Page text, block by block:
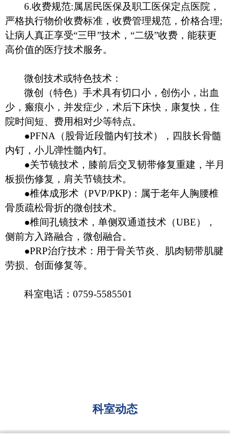
6.收费规范:属居民医保及职工医保定点医院，
严格执行物价收费标准，收费管理规范，价格合理;
让病人真正享受“三甲”技术，“二级”收费，能获更
高价值的医疗技术服务。
微创技术或特色技术：
微创（特色）手术具有切口小，创伤小，出血
少，瘢痕小，并发症少，术后下床快，康复快，住
院时间短、费用相对少等特点。
●PFNA（股骨近段髓内钉技术），四肢长骨髓
内钉，小儿弹性髓内钉。
●关节镜技术，膝前后交叉韧带修复重建，半月
板损伤修复，肩关节镜技术。
●椎体成形术（PVP/PKP)：属于老年人 胸腰椎
骨质疏松骨折的微创技术。
●椎间孔镜技术，单侧双通道技术（UBE），
侧前方入路融合，微创融合。
●PRP治疗技术：用于骨关节炎、肌肉韧带肌腱
劳损、创面修复等。
科室电话： 0759-5585501
科室动态